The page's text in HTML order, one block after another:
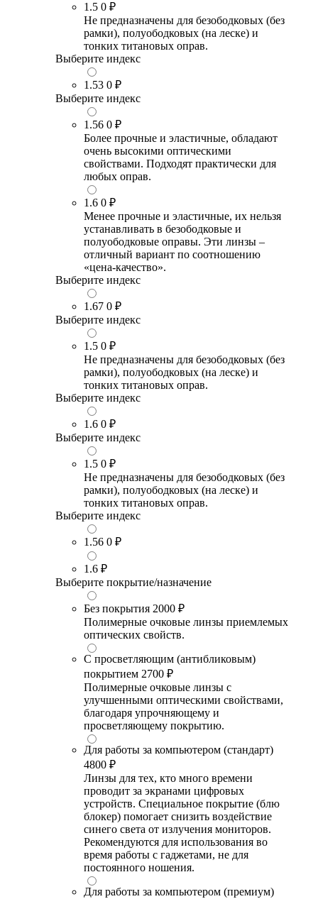
1.5 0 ₽
Не предназначены для безободковых (без
рамки), полуободковых (на леске) и
тонких титановых оправ.
Выберите индекс
1.53 0 ₽
Выберите индекс
1.56 0 ₽
Более прочные и эластичные, обладают
очень высокими оптическими
свойствами. Подходят практически для
любых оправ.
1.6 0 ₽
Менее прочные и эластичные, их нельзя
устанавливать в безободковые и
полуободковые оправы. Эти линзы –
отличный вариант по соотношению
«цена-качество».
Выберите индекс
1.67 0 ₽
Выберите индекс
1.5 0 ₽
Не предназначены для безободковых (без
рамки), полуободковых (на леске) и
тонких титановых оправ.
Выберите индекс
1.6 0 ₽
Выберите индекс
1.5 0 ₽
Не предназначены для безободковых (без
рамки), полуободковых (на леске) и
тонких титановых оправ.
Выберите индекс
1.56 0 ₽
1.6 ₽
Выберите покрытие/назначение
Без покрытия 2000 ₽
Полимерные очковые линзы приемлемых
оптических свойств.
С просветляющим (антибликовым)
покрытием 2700 ₽
Полимерные очковые линзы с
улучшенными оптическими свойствами,
благодаря упрочняющему и
просветляющему покрытию.
Для работы за компьютером (стандарт)
4800 ₽
Линзы для тех, кто много времени
проводит за экранами цифровых
устройств. Специальное покрытие (блю
блокер) помогает снизить воздействие
синего света от излучения мониторов.
Рекомендуются для использования во
время работы с гаджетами, не для
постоянного ношения.
Для работы за компьютером (премиум)